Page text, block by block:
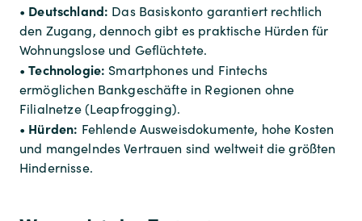
• Deutschland: Das Basiskonto garantiert rechtlich
den Zugang, dennoch gibt es praktische Hürden für
Wohnungslose und Geflüchtete.
•Technologie: Smartphones und Fintechs
ermöglichen Bankgeschäfte in Regionen ohne
Filialnetze (Leapfrogging).
• Hürden: Fehlende Ausweisdokumente, hohe Kosten
und mangelndes Vertrauen sind weltweit die größten
Hindernisse.